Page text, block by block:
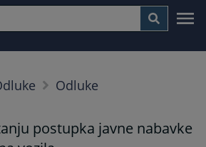
Odluke
postupka javne nabavke